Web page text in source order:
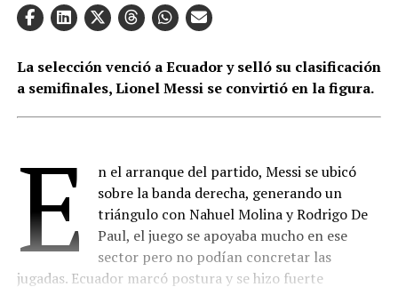
La selección venció a Ecuador y selló su clasificación
a semifinales, Lionel Messi se convirtió en la figura.
E
n el arranque del partido, Messi se ubicó
sobre la banda derecha, generando un
triángulo con Nahuel Molina y Rodrigo De
Paul, el juego se apoyaba mucho en ese
sector pero no podían concretar las
jugadas. Ecuador marcó postura y se hizo fuerte